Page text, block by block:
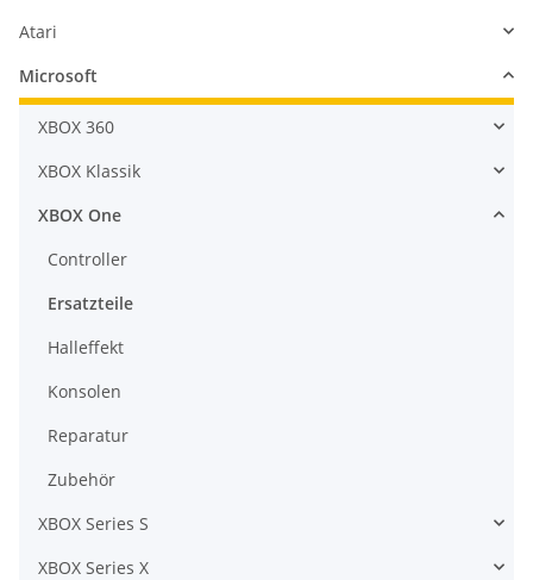
Atari
Microsoft
XBOX 360
XBOX Klassik
XBOX One
Controller
Ersatzteile
Halleffekt
Konsolen
Reparatur
Zubehör
XBOX Series S
XBOX Series X